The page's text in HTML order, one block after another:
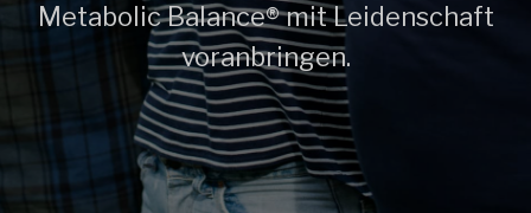
Metabolic Balance® mit Leidenschaft
voranbringen.